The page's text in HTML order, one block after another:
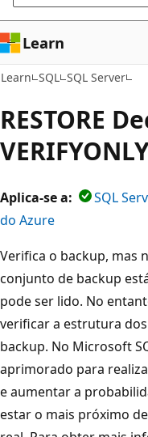
Learn
Learn SQL SQL Server
RESTORE
Aplica-se a: SQL
do Azure
Verifica o backup, mas
conjunto de backup
pode ser lido. No
verificar a estrutura
backup. No Microsoft
aprimorado para
e aumentar a
estar o mais próximo